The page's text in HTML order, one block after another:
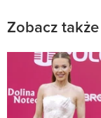
Zobacz także